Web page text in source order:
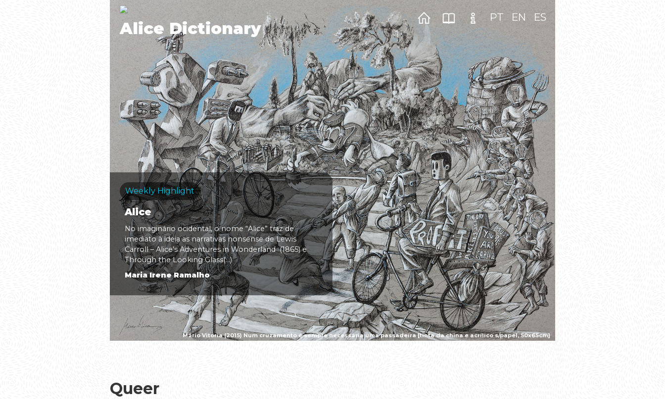
Mário Vitória (2015) Num cruzamento é sempre necessária uma passadeira [tinta da china e acrílico s/papel, 50x65cm]
Alice Dictionary
PT EN ES
Weekly Highlight
Alice
No imaginário ocidental, o nome “Alice” traz de
imediato à ideia as narrativas nonsense de Lewis
Carroll – Alice’s Adventures in Wonderland (1865) e
Through the Looking Glass(...)
Maria Irene Ramalho
Queer